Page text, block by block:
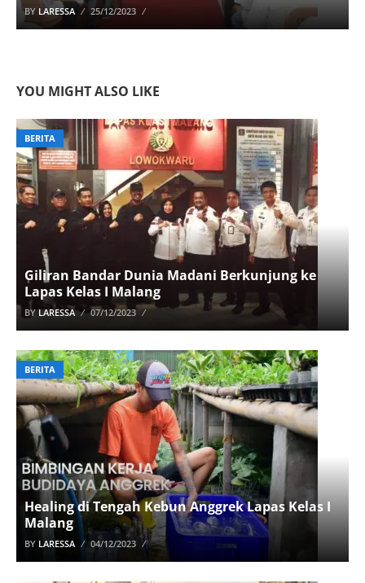
BY LARESSA 25/12/2023
YOU MIGHT ALSO LIKE
BERITA
Giliran Bandar Dunia Madani Berkunjung ke
Lapas Kelas I Malang
BYLARESSA 07/12/2023
BERITA
Healing di Tengah Kebun Anggrek Lapas Kelas I
Malang
BY LARESSA 04/12/2023